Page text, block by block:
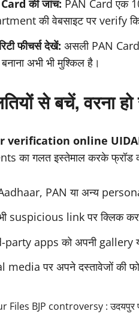
की जांच: PAN Card एक
की वेबसाइट पर verify
फीचर्स देखें: असली PAN Card
अभी भी मुश्किल है।
से बचें, वरना
verification online
का गलत इस्तेमाल करके फ्रॉड
PAN या अन्य
suspicious link पर क्लिक
party apps को अपनी gallery
media पर अपने दस्तावेजों की
Files BJP controversy : उदयपुर